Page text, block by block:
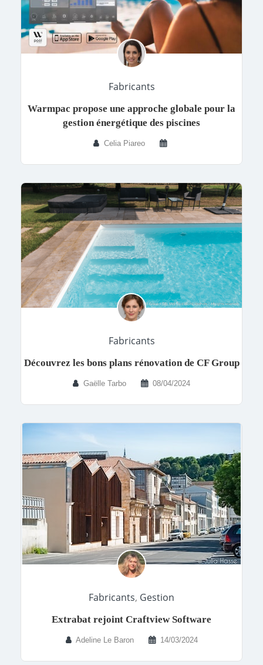
Fabricants
Warmpac propose une approche globale pour la
gestion énergétique des piscines
Celia Piareo
Fabricants
Découvrez les bons plans rénovation de CF Group
Gaëlle Tarbo 08/04/2024
Fabricants, Gestion
Extrabat rejoint Craftview Software
Adeline Le Baron 14/03/2024